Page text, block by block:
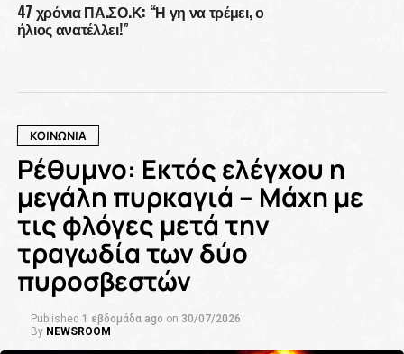
47 χρόνια ΠΑ.ΣΟ.Κ: “Η γη να τρέμει, ο
ήλιος ανατέλλει!”
ΚΟΙΝΩΝΙΑ
Ρέθυμνο: Εκτός ελέγχου η
μεγάλη πυρκαγιά – Μάχη με
τις φλόγες μετά την
τραγωδία των δύο
πυροσβεστών
Published 1 εβδομάδα ago on 30/07/2026
By NEWSROOM